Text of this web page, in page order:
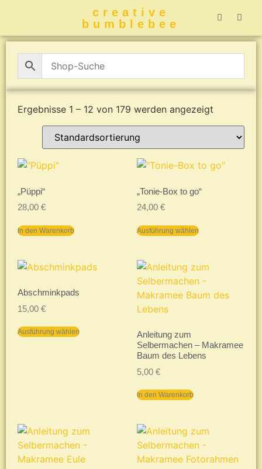
creative
bumblebee
Ergebnisse 1 – 12 von 179 werden angezeigt
„Püppi“
28,00 €
In den Warenkorb
„Tonie-Box to go“
24,00 €
Ausführung wählen
Abschminkpads
15,00 €
Ausführung wählen
Anleitung zum
Selbermachen – Makramee
Baum des Lebens
5,00 €
In den Warenkorb